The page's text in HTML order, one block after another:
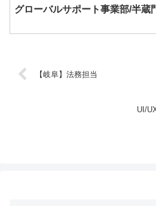
い
グローバルサポート事業部/半蔵
【岐阜】法務担当
UI/